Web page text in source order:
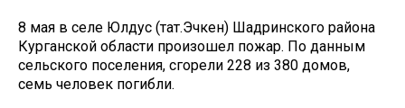
8 мая в селе Юлдус (тат.Эчкен) Шадринского района
Курганской области произошел пожар. По данным
сельского поселения, сгорели 228 из 380 домов,
семь человек погибли.